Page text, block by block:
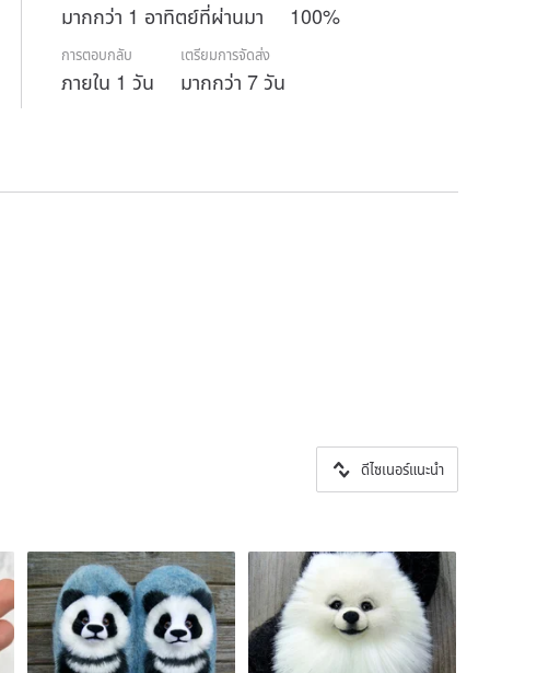
มากกว่า 1 อาทิตย์ที่ผ่านมา 100%
การตอบกลับ
ภายใน 1 วัน
เตรียมการจัดส่ง
มากกว่า 7 วัน
ดีไซเนอร์แนะนำ